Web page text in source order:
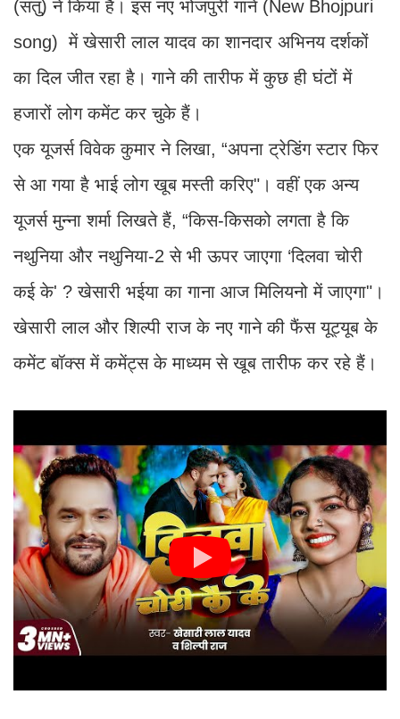
(संतु) ने किया है। इस नए भोजपुरी गाने (New Bhojpuri
song) में खेसारी लाल यादव का शानदार अभिनय दर्शकों
का दिल जीत रहा है। गाने की तारीफ में कुछ ही घंटों में
हजारों लोग कमेंट कर चुके हैं।
एक यूजर्स विवेक कुमार ने लिखा, “अपना ट्रेडिंग स्टार फिर
से आ गया है भाई लोग खूब मस्ती करिए"। वहीं एक अन्य
यूजर्स मुन्ना शर्मा लिखते हैं, “किस-किसको लगता है कि
नथुनिया और नथुनिया-2 से भी ऊपर जाएगा ‘दिलवा चोरी
कई के' ? खेसारी भईया का गाना आज मिलियनो में जाएगा"।
खेसारी लाल और शिल्पी राज के नए गाने की फैंस यूट्यूब के
कमेंट बॉक्स में कमेंट्स के माध्यम से खूब तारीफ कर रहे हैं।